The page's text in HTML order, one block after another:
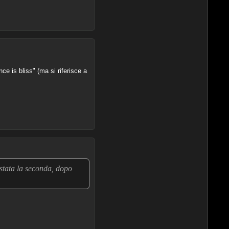
is bliss" (ma si riferisce a
la seconda, dopo